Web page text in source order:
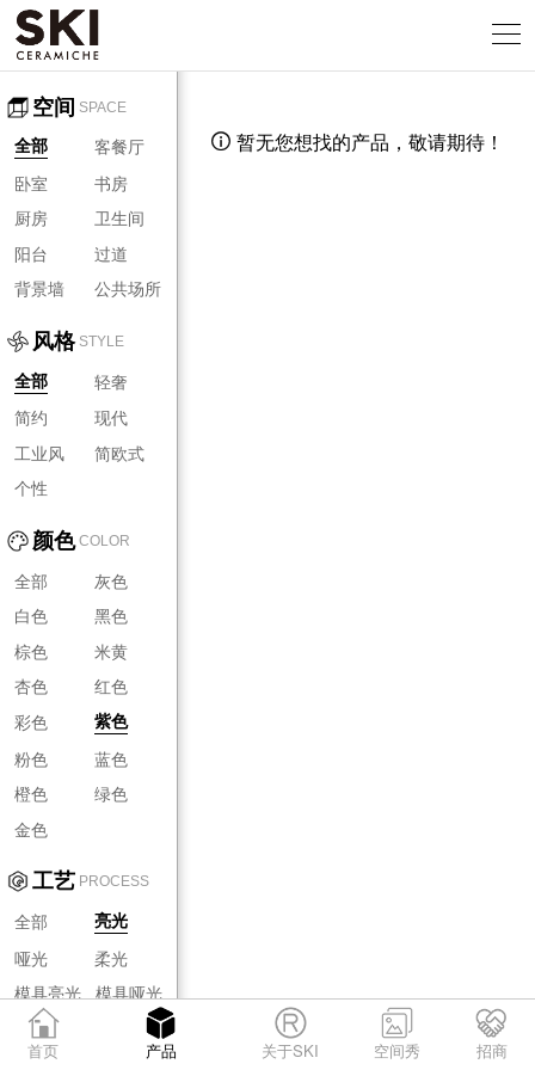
空间 SPACE
全部
客餐厅
卧室
书房
厨房
卫生间
阳台
过道
背景墙
公共场所
风格 STYLE
全部
轻奢
简约
现代
工业风
简欧式
个性
颜色 COLOR
全部
灰色
白色
黑色
棕色
米黄
杏色
红色
彩色
紫色
粉色
蓝色
橙色
绿色
金色
工艺 PROCESS
全部 亮光
哑光
柔光
模具亮光 模具哑光
模具柔光
 暂无您想找的产品，敬请期待！
首页 产品 关于SKI 空间秀 招商